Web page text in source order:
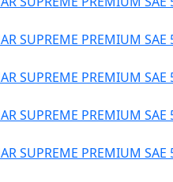
SUPREME PREMIUM SAE
SUPREME PREMIUM SAE
SUPREME PREMIUM SAE
SUPREME PREMIUM SAE